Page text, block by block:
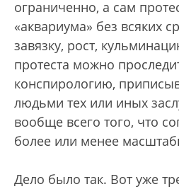
ограниченно, а сам
«аквариума» без всяких
завязку, рост,
протеста можно
конспирологию,
людьми тех или иных
вообще всего того, что
более или менее
Дело было так. Вот уже